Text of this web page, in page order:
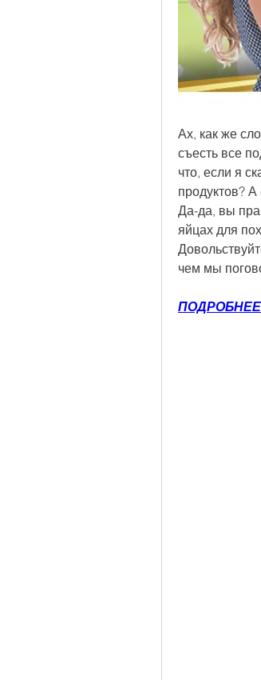
Ах, как же
съесть все
что, если я
продуктов?
Да-да, вы
яйцах для
чем мы